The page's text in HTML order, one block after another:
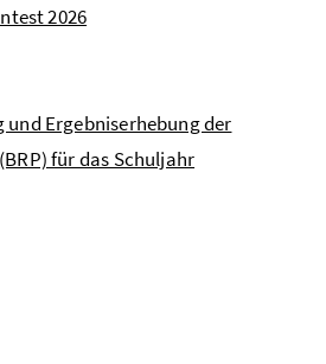
2026
Ergebniserhebung der
für das Schuljahr